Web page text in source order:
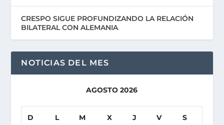
CRESPO SIGUE PROFUNDIZANDO LA RELACIÓN
BILATERAL CON ALEMANIA
NOTICIAS DEL MES
AGOSTO 2026
D L M X J V S